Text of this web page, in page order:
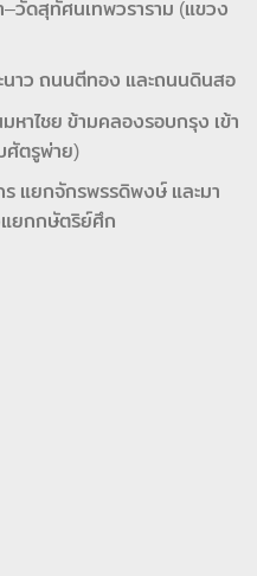
–วัดสุทัศนเทพวราราม (แขวง
าว ถนนตีทอง และถนนดินสอ
าไชย ข้ามคลองรอบกรุง เข้า
ศัตรูพ่าย)
แยกจักรพรรดิพงษ์ และมา
ยกกษัตริย์ศึก